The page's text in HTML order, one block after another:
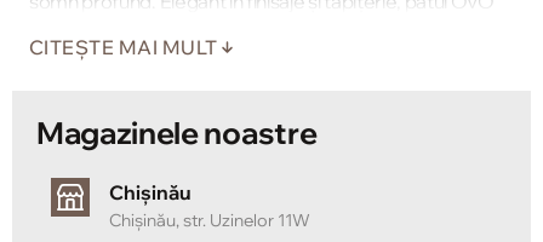
confort premium și stil într‑un singur produs.
CITEȘTE MAI MULT
Magazinele noastre
Chișinău
Chișinău, str. Uzinelor 11W